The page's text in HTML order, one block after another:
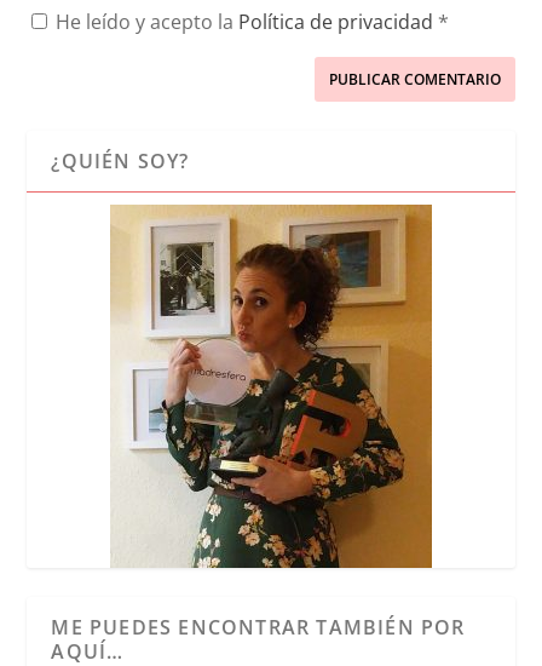
He leído y acepto la Política de privacidad *
¿QUIÉN SOY?
ME PUEDES ENCONTRAR TAMBIÉN POR
AQUÍ…